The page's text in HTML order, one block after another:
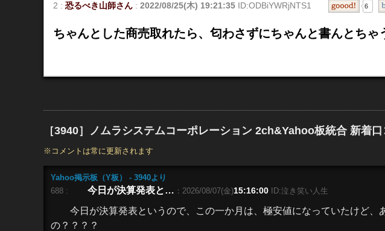
2 : 恐るべき山師さん : 2022/08/25(木) 19:21:35 ID:ODBiYWRjNTS1 6
ちゃんとした商売取れたら、匂わさずにちゃんと書んとちゃ
［3940］ノムラシステムコーポレーション 2ch&Yahoo板統合 新着
※コメントは常に更新されます
Yahoo掲示板（Y板） - 3940より
688 :
今日が決算発表と… ：2026/08/07(金)15:16:00 ID:泣き笑い人生
今日が決算発表というので、この一か月は、極安値になっていたけど、
の？？？？